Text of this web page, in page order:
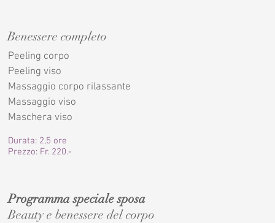
Benessere completo
Peeling corpo
Peeling viso
Massaggio corpo rilassante
Massaggio viso
Maschera viso
Durata: 2,5 ore
Prezzo: Fr. 220.-
Programma speciale sposa
Beauty e benessere del corpo